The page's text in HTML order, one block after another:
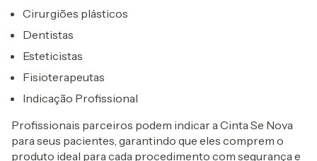
Cirurgiões plásticos
Dentistas
Esteticistas
Fisioterapeutas
Indicação Profissional
Profissionais parceiros podem indicar a Cinta Se Nova
para seus pacientes, garantindo que eles comprem o
produto ideal para cada procedimento com segurança e